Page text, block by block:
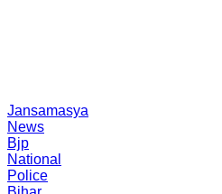
Jansamasya
News
Bjp
National
Police